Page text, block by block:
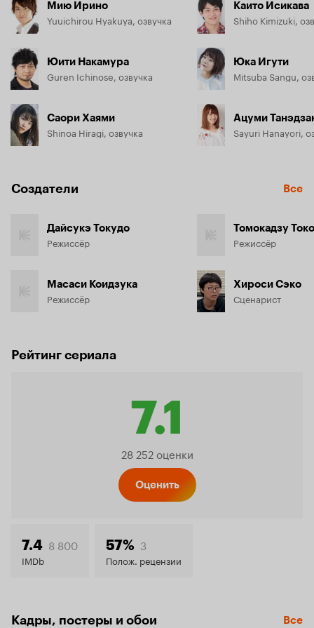
Мию Ирино
Yuuichirou Hyakuya, озвучка
Юити Накамура
Guren Ichinose, озвучка
Саори Хаями
Shinoa Hiragi, озвучка
Каито Исикава
Shiho Kimizuki,
Юка Игути
Mitsuba Sangu,
Ацуми
Sayuri Hanayori,
Создатели Все
Дайсукэ Токудо
Режиссёр
Масаси Коидзука
Режиссёр
Томокадзу
Режиссёр
Хироси Сэко
Сценарист
Рейтинг сериала
7.1
7.1
28 252 оценки
Оценить
7.4 8 800
IMDb
57% 3
Полож. рецензии
Кадры, постеры и обои Все